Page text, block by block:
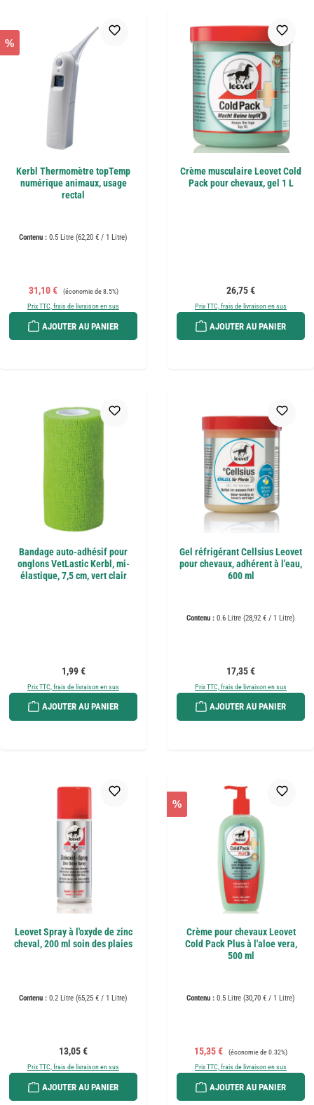
%
Kerbl Thermomètre topTemp
numérique animaux, usage
rectal
Contenu : 0.5 Litre (62,20 € / 1 Litre)
Prix de vente :
31,10 € Prix régulier :
(économie de 8.5%)
Prix TTC, frais de livraison en sus
AJOUTER AU PANIER
Crème musculaire Leovet Cold
Pack pour chevaux, gel 1 L
Prix régulier :
26,75 €
Prix TTC, frais de livraison en sus
AJOUTER AU PANIER
Bandage auto-adhésif pour
onglons VetLastic Kerbl, mi-
élastique, 7,5 cm, vert clair
Prix régulier :
1,99 €
Prix TTC, frais de livraison en sus
AJOUTER AU PANIER
Gel réfrigérant Cellsius Leovet
pour chevaux, adhérent à l'eau,
600 ml
Contenu : 0.6 Litre (28,92 € / 1 Litre)
Prix régulier :
17,35 €
Prix TTC, frais de livraison en sus
AJOUTER AU PANIER
Leovet Spray à l'oxyde de zinc
cheval, 200 ml soin des plaies
Contenu : 0.2 Litre (65,25 € / 1 Litre)
Prix régulier :
13,05 €
Prix TTC, frais de livraison en sus
AJOUTER AU PANIER
%
Crème pour chevaux Leovet
Cold Pack Plus à l'aloe vera,
500 ml
Contenu : 0.5 Litre (30,70 € / 1 Litre)
Prix de vente :
15,35 € Prix régulier :
(économie de 0.32%)
Prix TTC, frais de livraison en sus
AJOUTER AU PANIER